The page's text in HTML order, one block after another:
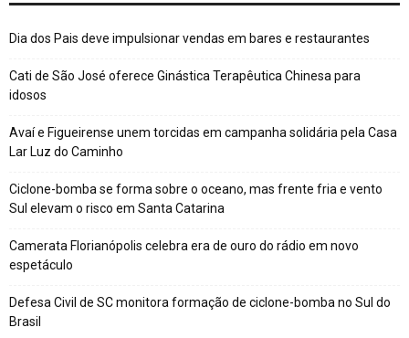
Dia dos Pais deve impulsionar vendas em bares e restaurantes
Cati de São José oferece Ginástica Terapêutica Chinesa para
idosos
Avaí e Figueirense unem torcidas em campanha solidária pela Casa
Lar Luz do Caminho
Ciclone-bomba se forma sobre o oceano, mas frente fria e vento
Sul elevam o risco em Santa Catarina
Camerata Florianópolis celebra era de ouro do rádio em novo
espetáculo
Defesa Civil de SC monitora formação de ciclone-bomba no Sul do
Brasil